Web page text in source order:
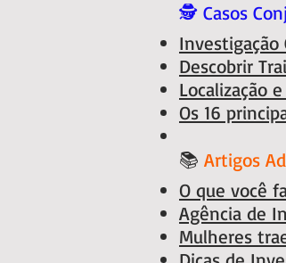
🕵️ Casos
Investigação
Descobrir
Localização
Os 16
📚 Artigos
O que você
Agência de
Mulheres